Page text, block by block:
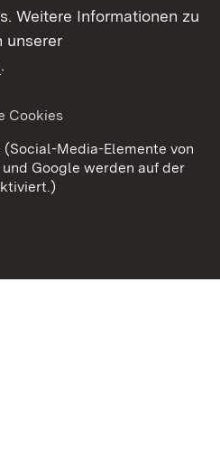
Barrierefreiheit
Cookies
Weitere Informationen zu
unserer
.
Cookies
Media-Elemente von
Google werden auf der